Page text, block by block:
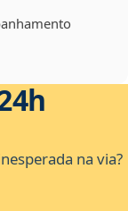
na via?